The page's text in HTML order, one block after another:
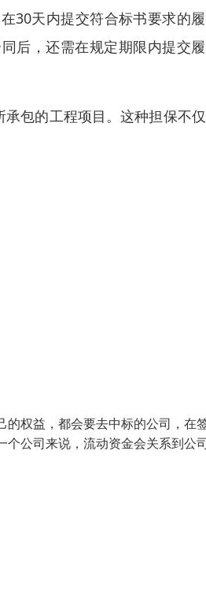
30天内提交符合标书要求的
后，还需在规定期限内提交
包的工程项目。这种担保不
权益，都会要去中标的公司，在
公司来说，流动资金会关系到公